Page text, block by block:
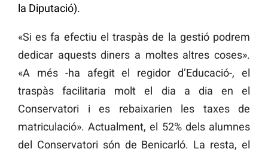
la Diputació).
«Si es fa efectiu el traspàs de la gestió podrem
dedicar aquests diners a moltes altres coses».
«A més -ha afegit el regidor d’Educació-, el
traspàs facilitaria molt el dia a dia en el
Conservatori i es rebaixarien les taxes de
matriculació». Actualment, el 52% dels alumnes
del Conservatori són de Benicarló. La resta, el